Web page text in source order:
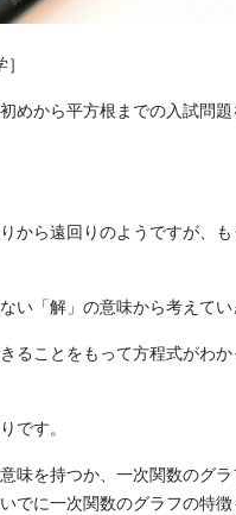
めから平方根までの入試問
から遠回りのようですが、も
い「解」の意味から考えてい
ることをもって方程式がわ
です。
味を持つか、一次関数のグ
に一次関数のグラフの特徴